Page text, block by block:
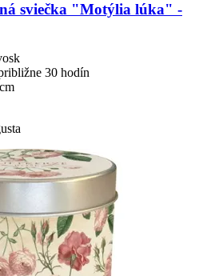
sviečka "Motýlia lúka" -​
30 hodín